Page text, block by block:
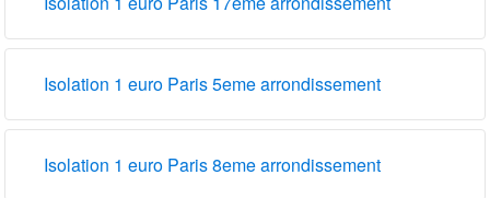
Isolation 1 euro Paris 5eme arrondissement
Isolation 1 euro Paris 8eme arrondissement